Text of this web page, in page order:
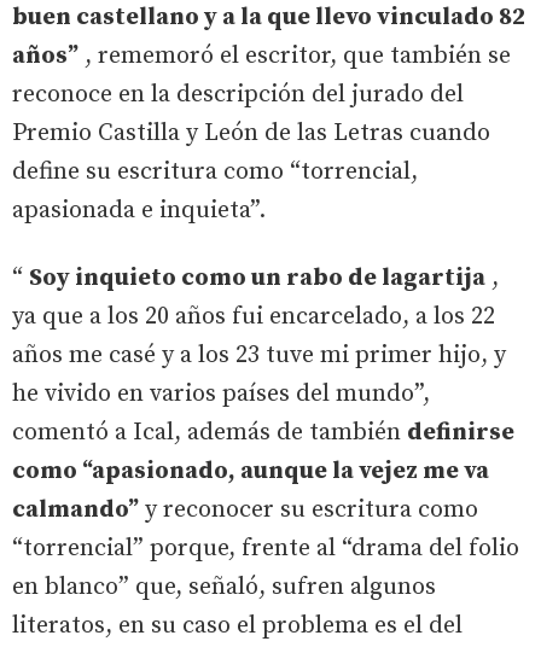
buen castellano y a la que llevo vinculado 82
años” , rememoró el escritor, que también se
reconoce en la descripción del jurado del
Premio Castilla y León de las Letras cuando
define su escritura como “torrencial,
apasionada e inquieta”.
“ Soy inquieto como un rabo de lagartija ,
ya que a los 20 años fui encarcelado, a los 22
años me casé y a los 23 tuve mi primer hijo, y
he vivido en varios países del mundo”,
comentó a Ical, además de también definirse
como “apasionado, aunque la vejez me va
calmando” y reconocer su escritura como
“torrencial” porque, frente al “drama del folio
en blanco” que, señaló, sufren algunos
literatos, en su caso el problema es el del